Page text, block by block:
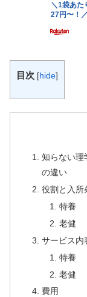
目次 [hide]
知らない理
の違い
役割と入所
特養
老健
サービス内
特養
老健
費用